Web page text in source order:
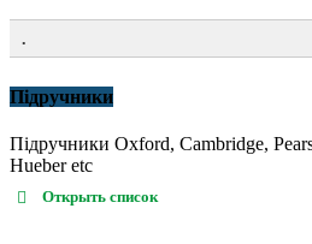
.
Підручники
Підручники Oxford, Cambridge,
Hueber etc
Открыть список